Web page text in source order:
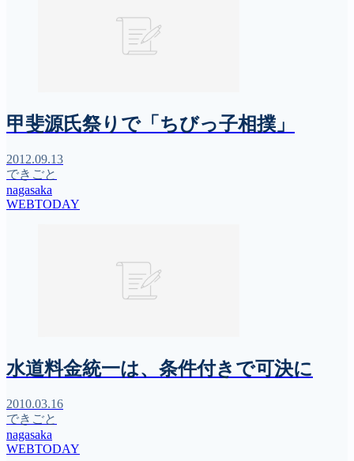
甲斐源氏祭りで「ちびっ子相撲」
2012.09.13
できごと
nagasaka
WEBTODAY
水道料金統一は、条件付きで可決に
2010.03.16
できごと
nagasaka
WEBTODAY